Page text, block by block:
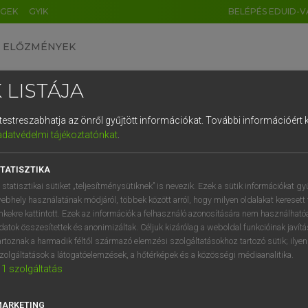
GYIK BELÉPÉS EDUID-
ELŐZMÉNYEK
szótár
VAN ELŐFIZETÉSED?
megtekintéséhez.
LISTÁJA
az önről gyűjtött információkat. További információért
tájékoztatónkat.
statisztikai sütiket „teljesítménysütiknek” is nevezik. Ezek a sütik információkat
használatának módjáról, többek között arról, hogy milyen oldalakat keresett
kattintott. Ezek az információk a felhasználó azonosítására nem
összesítettek és anonimizáltak. Céljuk kizárólag a weboldal funkcióinak
a harmadik féltől származó elemzési szolgáltatásokhoz tartozó sütik;
a látogatóelemzések, a hőtérképek és a közösségi médiaanalitika.
1 szolgáltatás
DE CN FR ES IT NL
1 2 3 4 5 6 7 8 9
q w e r t z u i
a s d f g h j k l é
í y x c v b n m , .